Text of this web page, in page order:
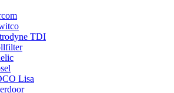
TDI
Lisa